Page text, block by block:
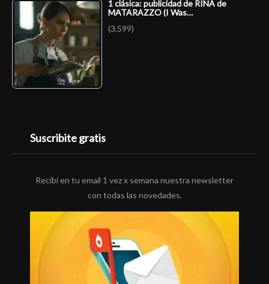
1 clásica: publicidad de RINA de
MATARAZZO (I Was…
(3.599)
Suscribite gratis
Recibí en tu email 1 vez x semana nuestra newsletter
con todas las novedades.